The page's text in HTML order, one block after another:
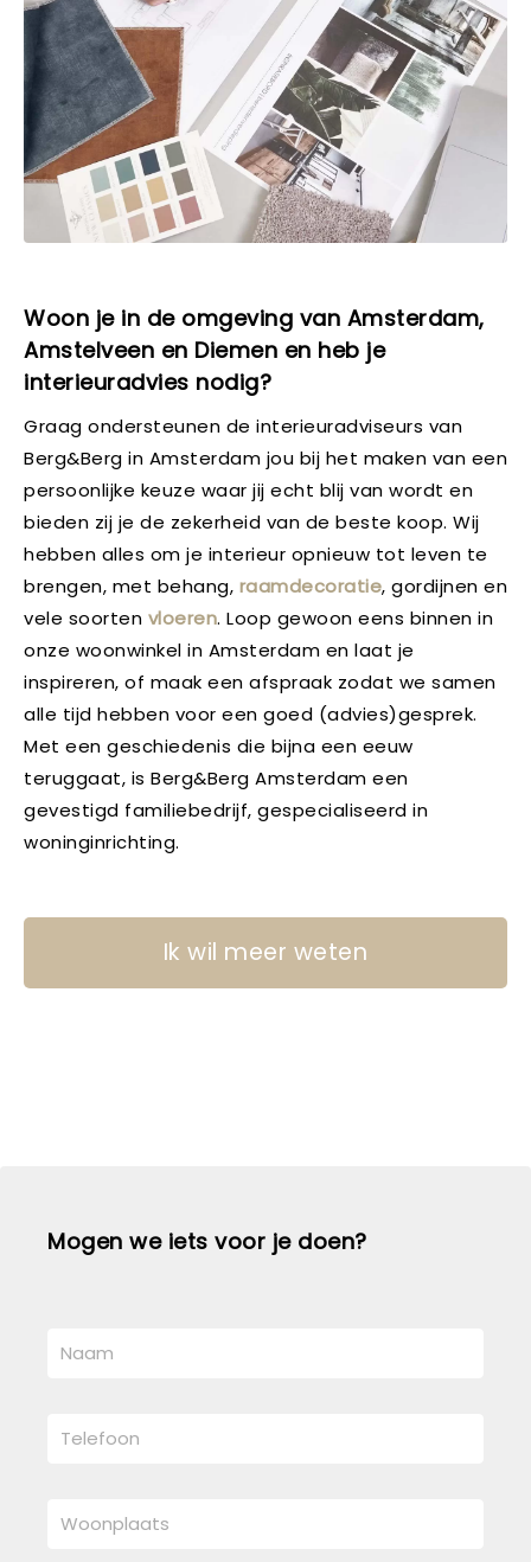
Woon je in de omgeving van Amsterdam,
Amstelveen en Diemen en heb je
interieuradvies nodig?
Graag ondersteunen de interieuradviseurs van
Berg&Berg in Amsterdam jou bij het maken van een
persoonlijke keuze waar jij echt blij van wordt en
bieden zij je de zekerheid van de beste koop. Wij
hebben alles om je interieur opnieuw tot leven te
brengen, met behang, raamdecoratie, gordijnen en
vele soorten vloeren. Loop gewoon eens binnen in
onze woonwinkel in Amsterdam en laat je
inspireren, of maak een afspraak zodat we samen
alle tijd hebben voor een goed (advies)gesprek.
Met een geschiedenis die bijna een eeuw
teruggaat, is Berg&Berg Amsterdam een
gevestigd familiebedrijf, gespecialiseerd in
woninginrichting.
Ik wil meer weten
Mogen we iets voor je doen?